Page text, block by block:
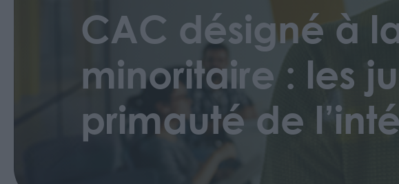
CAC désigné à
minoritaire : les
primauté de